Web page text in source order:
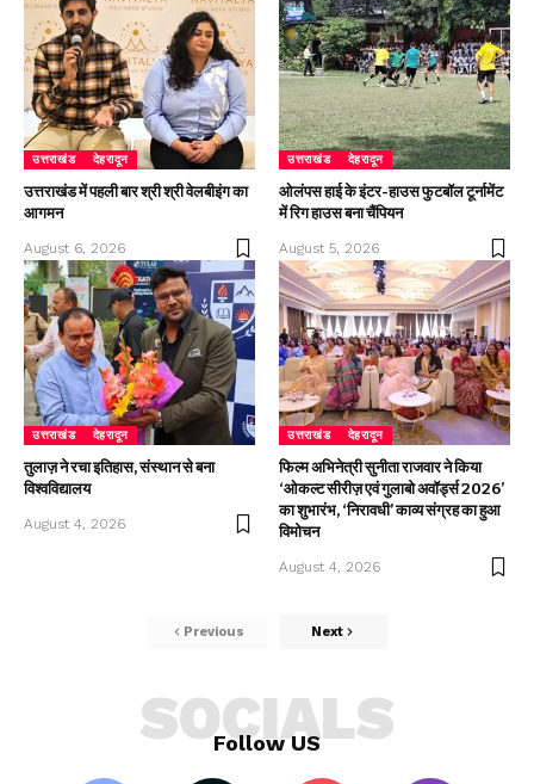
उत्तराखंड देहरादून
उत्तराखंड में पहली बार श्री श्री वेलबीइंग का
आगमन
August 6, 2026
उत्तराखंड देहरादून
ओलंपस हाई के इंटर-हाउस फुटबॉल टूर्नामेंट
में रिग हाउस बना चैंपियन
August 5, 2026
उत्तराखंड देहरादून
तुलाज़ ने रचा इतिहास, संस्थान से बना
विश्वविद्यालय
August 4, 2026
उत्तराखंड देहरादून
फिल्म अभिनेत्री सुनीता राजवार ने किया
‘ओकल्ट सीरीज़ एवं गुलाबो अवॉर्ड्स 2026’
का शुभारंभ, ‘निरावधी’ काव्य संग्रह का हुआ
विमोचन
August 4, 2026
Previous Next
Follow US
SOCIALS